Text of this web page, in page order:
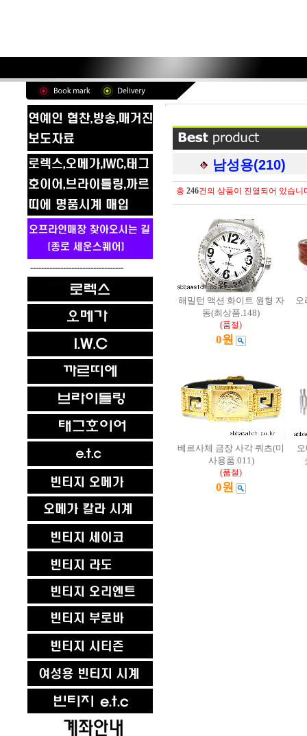
----------------------------------
남성용(210)
총 246건의 상품이 진열되어 있습니
해밀턴 액션 화이트 원형 자
동(최상품.148)
(품절)
0원
오
베르사체 금장 사각 쿼츠(미
사용품.011)
(품절)
0원